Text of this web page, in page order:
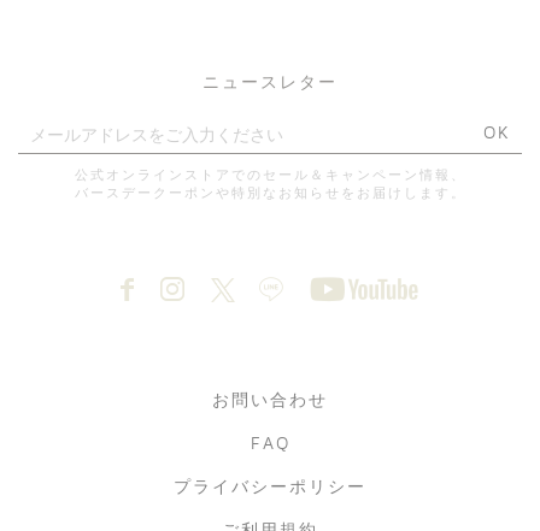
お問い合わせ
FAQ
プライバシーポリシー
ニュースレター
OK
公式オンラインストアでのセール＆キャンペーン情報、
バースデークーポンや特別なお知らせをお届けします。